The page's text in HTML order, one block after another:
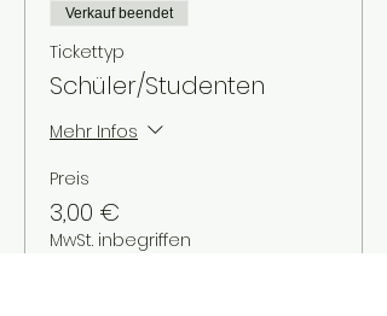
Verkauf beendet
Tickettyp
Schüler/Studenten
Mehr Infos
Preis
3,00 €
MwSt. inbegriffen